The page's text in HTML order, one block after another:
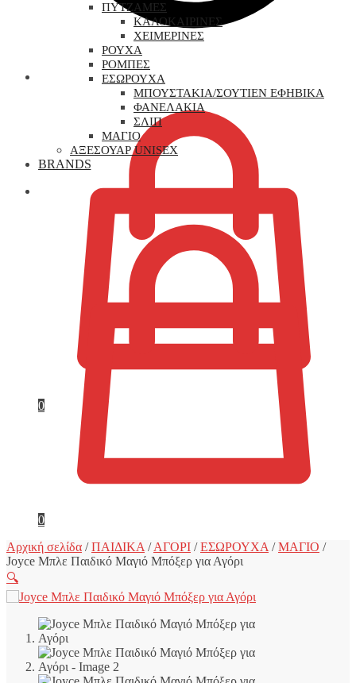
0
ΠΥΤΖΑΜΕΣ
ΚΑΛΟΚΑΙΡΙΝΕΣ
ΧΕΙΜΕΡΙΝΕΣ
ΡΟΥΧΑ
ΡΟΜΠΕΣ
ΕΣΩΡΟΥΧΑ
ΜΠΟΥΣΤΑΚΙΑ/ΣΟΥΤΙΕΝ ΕΦΗΒΙΚΑ
ΦΑΝΕΛΑΚΙΑ
ΣΛΙΠ
ΜΑΓΙΟ
ΑΞΕΣΟΥΑΡ UNISEX
BRANDS
0
Αρχική σελίδα /ΠΑΙΔΙΚΑ /ΑΓΟΡΙ /ΕΣΩΡΟΥΧΑ /ΜΑΓΙΟ /
Joyce Μπλε Παιδικό Μαγιό Μπόξερ για Αγόρι
🔍